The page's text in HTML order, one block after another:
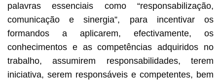
palavras essenciais como “responsabilização,
comunicação e sinergia”, para incentivar os
formandos a aplicarem, efectivamente, os
conhecimentos e as competências adquiridos no
trabalho, assumirem responsabilidades, terem
iniciativa, serem responsáveis e competentes, bem